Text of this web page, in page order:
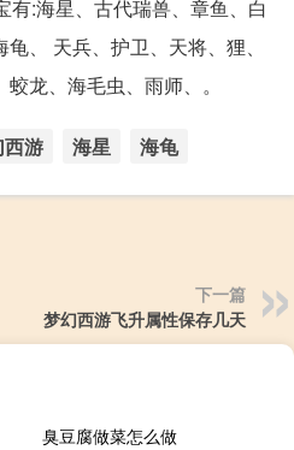
有:海星、古代瑞兽、章鱼、白
、 天兵、护卫、天将、狸、
龙、海毛虫、雨师、。
游 海星 海龟
下一篇
梦幻西游飞升属性保存几天
臭豆腐做菜怎么做